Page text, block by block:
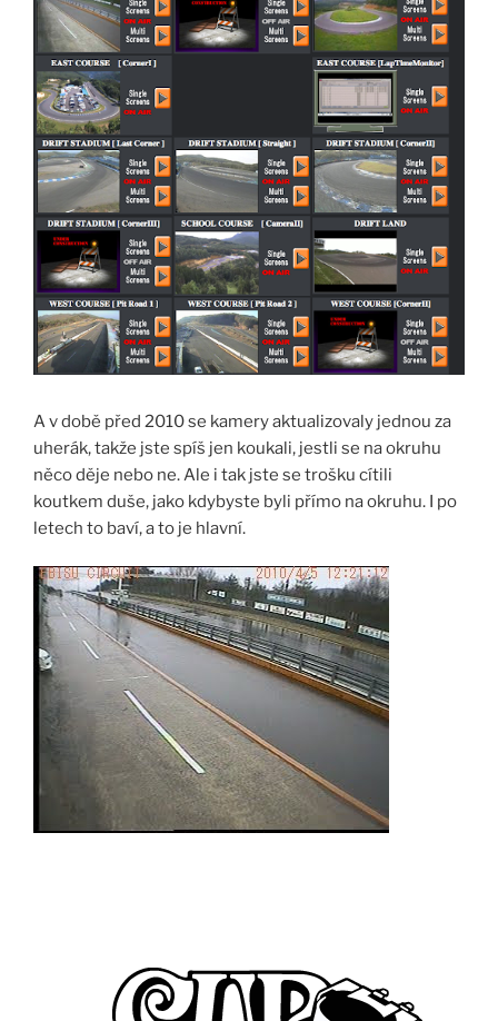
A v době před 2010 se kamery aktualizovaly jednou za
uherák, takže jste spíš jen koukali, jestli se na okruhu
něco děje nebo ne. Ale i tak jste se trošku cítili
koutkem duše, jako kdybyste byli přímo na okruhu. I po
letech to baví, a to je hlavní.